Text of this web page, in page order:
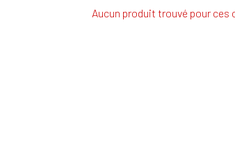
Aucun produit trouvé pour ces